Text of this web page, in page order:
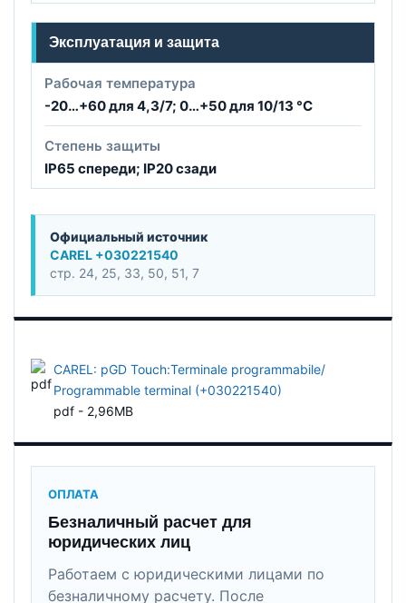
Эксплуатация и защита
Рабочая температура
-20…+60 для 4,3/7; 0…+50 для 10/13 °C
Степень защиты
IP65 спереди; IP20 сзади
Официальный источник
CAREL +030221540
стр. 24, 25, 33, 50, 51, 7
CAREL: pGD Touch:Terminale programmabile/
Programmable terminal (+030221540)
pdf - 2,96MB
ОПЛАТА
Безналичный расчет для
юридических лиц
Работаем с юридическими лицами по
безналичному расчету. После